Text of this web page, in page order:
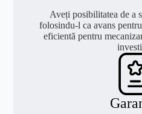
Aveți posibilitatea de a
folosindu-l ca avans
eficientă pentru